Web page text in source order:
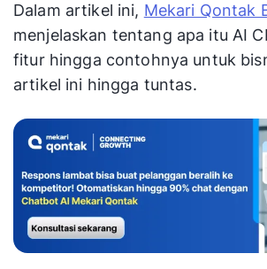
Dalam artikel ini, Mekari Qontak
menjelaskan tentang apa itu AI
fitur hingga contohnya untuk
artikel ini hingga tuntas.